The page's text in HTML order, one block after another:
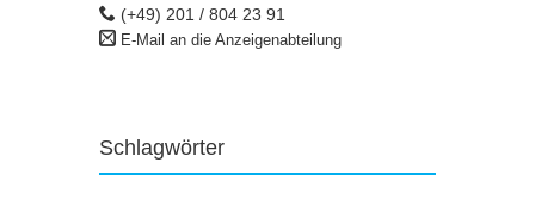
(+49) 201 / 804 23 91
E-Mail an die Anzeigenabteilung
Schlagwörter